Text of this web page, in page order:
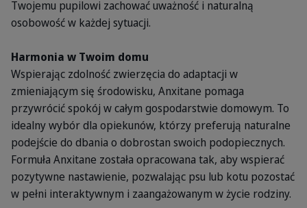
Twojemu pupilowi zachować uważność i naturalną
osobowość w każdej sytuacji.
Harmonia w Twoim domu
Wspierając zdolność zwierzęcia do adaptacji w
zmieniającym się środowisku, Anxitane pomaga
przywrócić spokój w całym gospodarstwie domowym. To
idealny wybór dla opiekunów, którzy preferują naturalne
podejście do dbania o dobrostan swoich podopiecznych.
Formuła Anxitane została opracowana tak, aby wspierać
pozytywne nastawienie, pozwalając psu lub kotu pozostać
w pełni interaktywnym i zaangażowanym w życie rodziny.